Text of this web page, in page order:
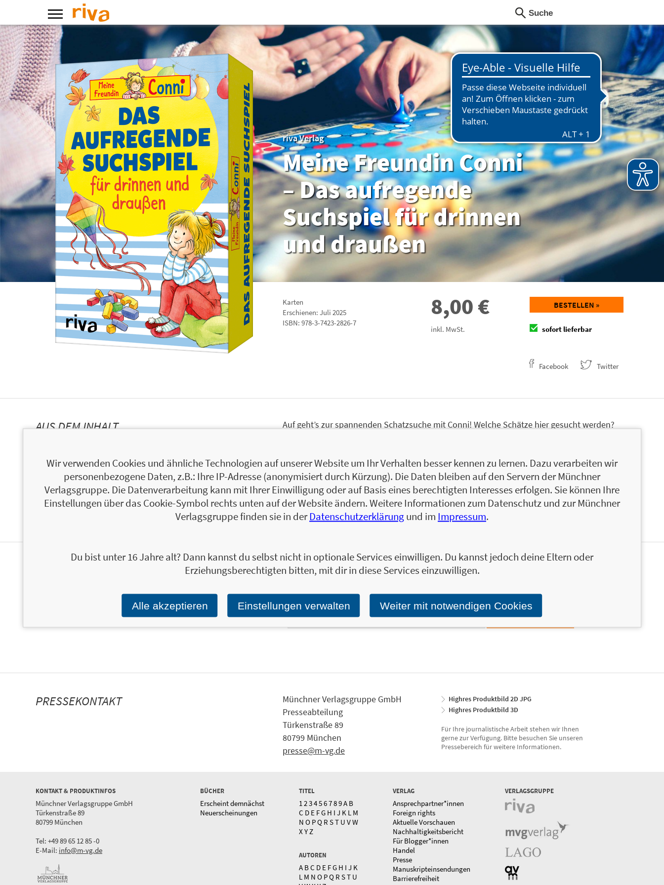
riva Verlag
Meine Freundin Conni
– Das aufregende
Suchspiel für drinnen
und draußen
Karten
Erschienen: Juli 2025
ISBN: 978-3-7423-2826-7
8,00€
inkl. MwSt.
BESTELLEN »
sofort lieferbar
Facebook Twitter
AUS DEM INHALT
Auf geht’s zur spannenden Schatzsuche mit Conni! Welche Schätze hier gesucht werden?
können. Können die Kinder etwas finden, das so ein tolles Muster hat wie Connis Pullover?
Oder etwas, das kleiner ist als Kater Mau? Wenn alle mit ihren Funden zurückgekehrt sind,
kann der Austausch beginnen. So erkunden die Kinder spielerisch ihre Umgebung und
nehmen sie bewusster wahr.
Ja, ich will über interessante Neuerscheinungen und ähnliche Produkte informiert werden.
Wir halten Sie per E-Mail auf dem aktuellen Stand über das Programm der Münchner Verlagsgruppe.
E-Mail-Adresse:
PRESSEKONTAKT
Münchner Verlagsgruppe GmbH
Presseabteilung
Türkenstraße 89
80799 München
presse@m-vg.de
Highres Produktbild 2D JPG
Highres Produktbild 3D
Für Ihre journalistische Arbeit stehen wir Ihnen
gerne zur Verfügung. Bitte besuchen Sie unseren
Pressebereich für weitere Informationen.
KONTAKT & PRODUKTINFOS
Münchner Verlagsgruppe GmbH
Türkenstraße 89
80799 München
Tel: +49 89 65 12 85 -0
E-Mail: info@m-vg.de
BÜCHER
Erscheint demnächst
Neuerscheinungen
TITEL
1 23456789A B
C D E FG H I J K L M
N O PQ R ST U VW
X Y Z
AUTOREN
A BC D E FG H I J K
L M N O PQ R ST U
VERLAG
Ansprechpartner*innen
Foreign rights
Aktuelle Vorschauen
Nachhaltigkeitsbericht
Für Blogger*innen
Handel
Presse
Manuskripteinsendungen
Barrierefreiheit
VERLAGSGRUPPE
Wir verwenden Cookies und ähnliche Technologien auf unserer Website um Ihr Verhalten besser kennen zu lernen. Dazu verarbeiten wir
personenbezogene Daten, z.B.: Ihre IP-Adresse (anonymisiert durch Kürzung). Die Daten bleiben auf den Servern der Münchner
Verlagsgruppe. Die Datenverarbeitung kann mit Ihrer Einwilligung oder auf Basis eines berechtigten Interesses erfolgen. Sie können Ihre
Einstellungen über das Cookie-Symbol rechts unten auf der Website ändern. Weitere Informationen zum Datenschutz und zur Münchner
Verlagsgruppe finden sie in derDatenschutzerklärungund im Impressum.
Du bist unter 16 Jahre alt? Dann kannst du selbst nicht in optionale Services einwilligen. Du kannst jedoch deine Eltern oder
Erziehungsberechtigten bitten, mit dir in diese Services einzuwilligen.
Alle akzeptieren Einstellungen verwalten Weiter mit notwendigen Cookies